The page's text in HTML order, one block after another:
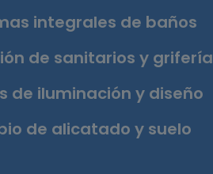
integrales de baños
de sanitarios y grifería
de iluminación y diseño
de alicatado y suelo